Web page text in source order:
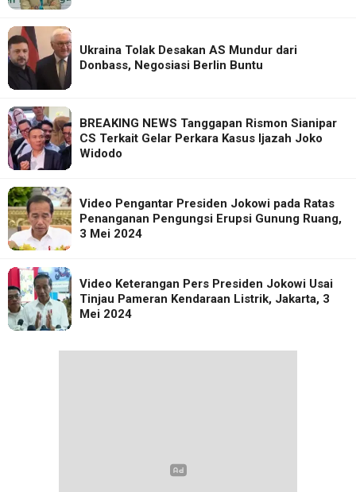
Ukraina Tolak Desakan AS Mundur dari
Donbass, Negosiasi Berlin Buntu
BREAKING NEWS Tanggapan Rismon Sianipar
CS Terkait Gelar Perkara Kasus Ijazah Joko
Widodo
Video Pengantar Presiden Jokowi pada Ratas
Penanganan Pengungsi Erupsi Gunung Ruang,
3 Mei 2024
Video Keterangan Pers Presiden Jokowi Usai
Tinjau Pameran Kendaraan Listrik, Jakarta, 3
Mei 2024